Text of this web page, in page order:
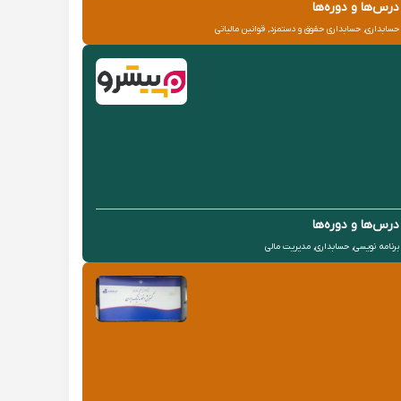
درس‌ها و دوره‌ها
حسابداری, حسابداری حقوق و دستمزد, قوانین مالیاتی
درس‌ها و دوره‌ها
برنامه نویسی, حسابداری, مدیریت مالی